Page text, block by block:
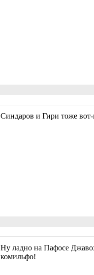
Синдаров и Гири тоже
Ну ладно на Пафосе
комильфо!